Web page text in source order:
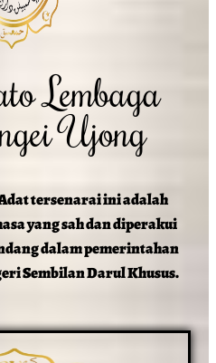
Lembaga
Ujong
tersenarai ini adalah
yang sah dan diperakui
dalam pemerintahan
Sembilan Darul Khusus.